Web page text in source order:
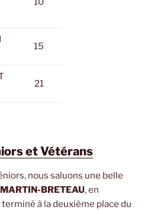
15
21
et Vétérans
nous saluons une belle
BRETEAU, en
à la deuxième place du